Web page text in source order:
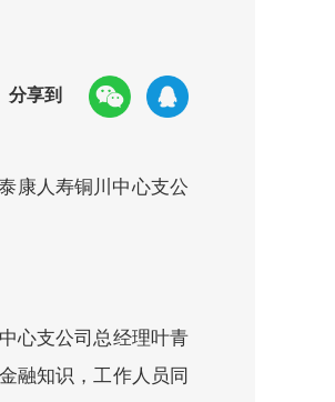
分享到
康人寿铜川中心支公
心支公司总经理叶青
融知识，工作人员同